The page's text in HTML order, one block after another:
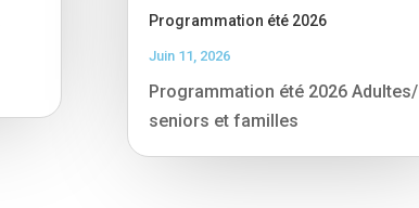
Programmation été 2026
Juin 11, 2026
Programmation été 2026 Adultes/
seniors et familles